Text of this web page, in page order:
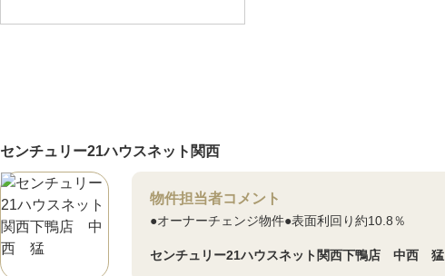
センチュリー21ハウスネット関西
物件担当者コメント
●オーナーチェンジ物件●表面利回り約10.8％
センチュリー21ハウスネット関西下鴨店 中西 猛